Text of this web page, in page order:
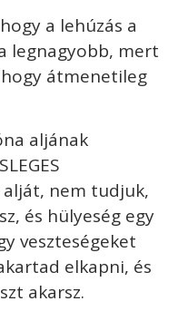
a lehúzás a
legnagyobb, mert
átmenetileg
aljának
nem tudjuk,
és hülyeség egy
veszteségeket
elkapni, és
akarsz.